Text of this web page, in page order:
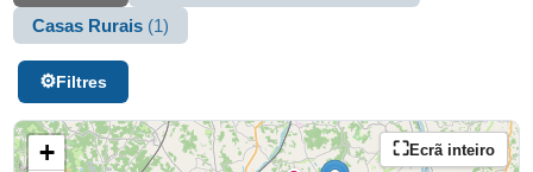
Casas Rurais (1)
Filtres
Ecrã inteiro
+